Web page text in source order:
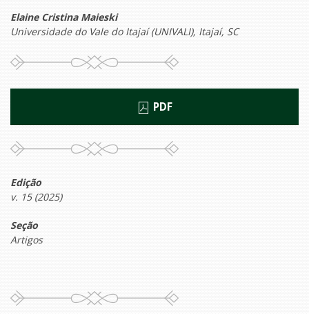
Elaine Cristina Maieski
Universidade do Vale do Itajaí (UNIVALI), Itajaí, SC
PDF
Edição
v. 15 (2025)
Seção
Artigos